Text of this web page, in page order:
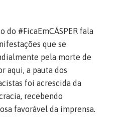
do #FicaEmCÁSPER fala
que se
pela morte de
aqui, a pauta dos
foi acrescida da
recebendo
favorável da imprensa.